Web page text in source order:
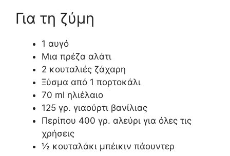
Για τη ζύμη
1 αυγό
Μια πρέζα αλάτι
2 κουταλιές ζάχαρη
Ξύσμα από 1 πορτοκάλι
70 ml ηλιέλαιο
125 γρ. γιαούρτι βανίλιας
Περίπου 400 γρ. αλεύρι για όλες τις
χρήσεις
½ κουταλάκι μπέικιν πάουντερ